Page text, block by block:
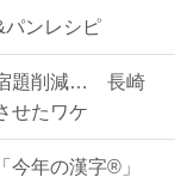
パンレシピ
宿題削減… 長崎
せたワケ
今年の漢字®」